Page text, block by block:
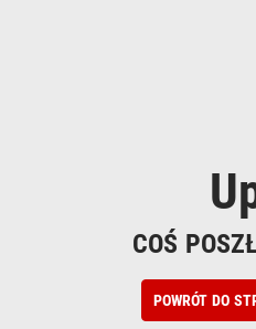
COŚ
POWRÓT DO